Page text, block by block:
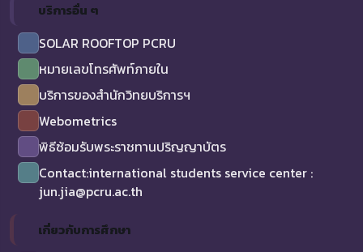
บริการอื่น ๆ
SOLAR ROOFTOP PCRU
หมายเลขโทรศัพท์ภายใน
บริการของสำนักวิทยบริการฯ
Webometrics
พิธีซ้อมรับพระราชทานปริญญาบัตร
Contact:international students service center :
jun.jia@pcru.ac.th
เกี่ยวกับการศึกษา